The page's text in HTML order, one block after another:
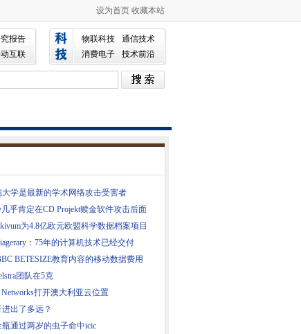
设为首页 收藏本站
报告
互联
物联科技
通信技术
消费电子
技术前沿
大学是最新的学术网络攻击受害者
乎肯定在CD Projekt赎金软件攻击后面
为4.8亿欧元欧盟科学数据档案项目
：75年的计算机技术已经交付
BETESIZE教育内容的移动数据费用
团队在5克
Networks打开澳大利亚云位置
出了多远？
通过两岁的虫子命中icic